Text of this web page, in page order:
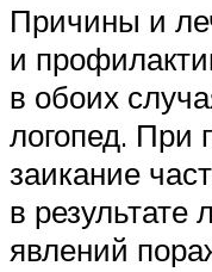
Причины и
и
в обоих
логопед. При
заикание
в результате
явлений